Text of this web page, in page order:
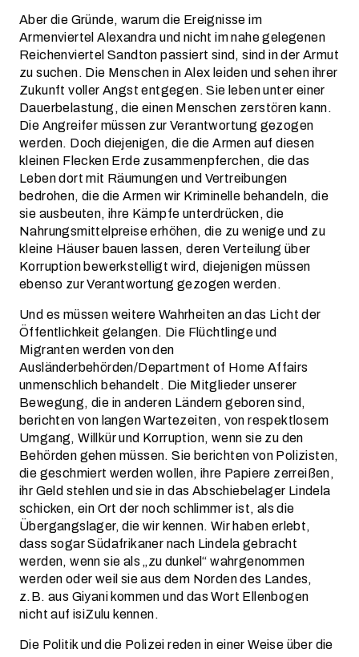
Aber die Gründe, warum die Ereignisse im
Armenviertel Alexandra und nicht im nahe gelegenen
Reichenviertel Sandton passiert sind, sind in der Armut
zu suchen. Die Menschen in Alex leiden und sehen ihrer
Zukunft voller Angst entgegen. Sie leben unter einer
Dauerbelastung, die einen Menschen zerstören kann.
Die Angreifer müssen zur Verantwortung gezogen
werden. Doch diejenigen, die die Armen auf diesen
kleinen Flecken Erde zusammenpferchen, die das
Leben dort mit Räumungen und Vertreibungen
bedrohen, die die Armen wir Kriminelle behandeln, die
sie ausbeuten, ihre Kämpfe unterdrücken, die
Nahrungsmittelpreise erhöhen, die zu wenige und zu
kleine Häuser bauen lassen, deren Verteilung über
Korruption bewerkstelligt wird, diejenigen müssen
ebenso zur Verantwortung gezogen werden.
Und es müssen weitere Wahrheiten an das Licht der
Öffentlichkeit gelangen. Die Flüchtlinge und
Migranten werden von den
Ausländerbehörden/Department of Home Affairs
unmenschlich behandelt. Die Mitglieder unserer
Bewegung, die in anderen Ländern geboren sind,
berichten von langen Wartezeiten, von respektlosem
Umgang, Willkür und Korruption, wenn sie zu den
Behörden gehen müssen. Sie berichten von Polizisten,
die geschmiert werden wollen, ihre Papiere zerreißen,
ihr Geld stehlen und sie in das Abschiebelager Lindela
schicken, ein Ort der noch schlimmer ist, als die
Übergangslager, die wir kennen. Wir haben erlebt,
dass sogar Südafrikaner nach Lindela gebracht
werden, wenn sie als „zu dunkel“ wahrgenommen
werden oder weil sie aus dem Norden des Landes,
z.B. aus Giyani kommen und das Wort Ellenbogen
nicht auf isiZulu kennen.
Die Politik und die Polizei reden in einer Weise über die